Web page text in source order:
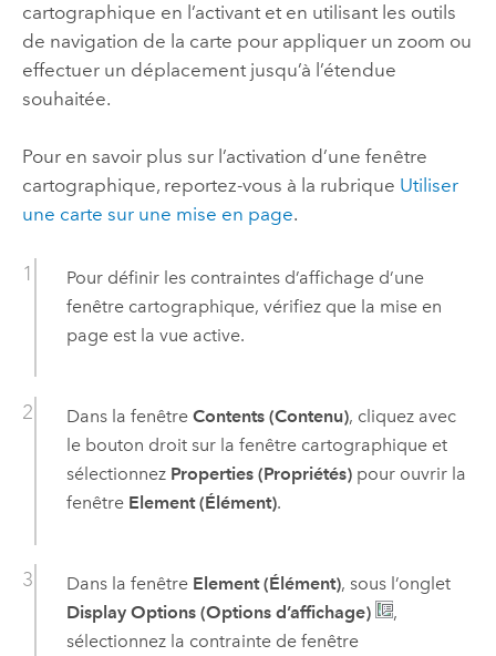
cartographique en l’activant et en utilisant les outils
de navigation de la carte pour appliquer un zoom ou
effectuer un déplacement jusqu’à l’étendue
souhaitée.
Pour en savoir plus sur l’activation d’une fenêtre
cartographique, reportez-vous à la rubrique Utiliser
une carte sur une mise en page.
Pour définir les contraintes d’affichage d’une
fenêtre cartographique, vérifiez que la mise en
page est la vue active.
Dans la fenêtre Contents (Contenu), cliquez avec
le bouton droit sur la fenêtre cartographique et
sélectionnez Properties (Propriétés)pour ouvrir la
fenêtre Element (Élément).
Dans la fenêtre Element (Élément), sous l’onglet
Display Options (Options d’affichage)
,
sélectionnez la contrainte de fenêtre